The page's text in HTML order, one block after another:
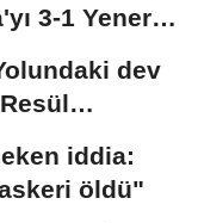
3-1 Yenerek
dev
iddia:
öldü"